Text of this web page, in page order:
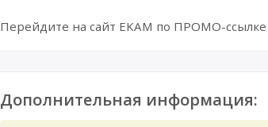
Перейдите на сайт EKAM по ПРОМО-ссылке
Дополнительная информация: